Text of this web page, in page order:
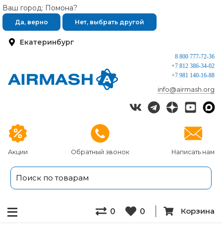
Екатеринбург
Ваш город: Помона?
Да, верно Нет, выбрать другой
Акции Обратный звонок Написать нам
8 800 777-72-36
+7 812 386-34-02
+7 981 140-16-88
info@airmash.org
0 0 Корзина